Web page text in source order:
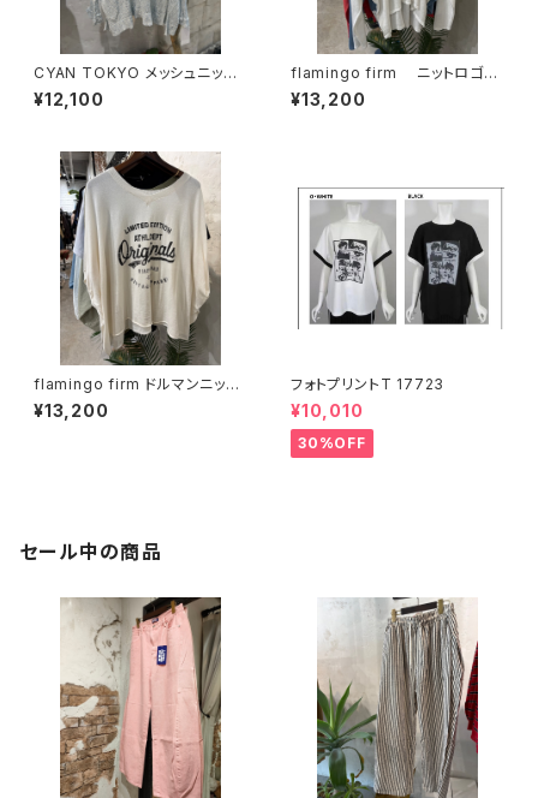
CYAN TOKYO メッシュニット
【601461】
¥12,100
flamingo firm ニットロゴロ
ンＴ 【520100-1】
¥13,200
flamingo firm ドルマンニット
トップス 【520102】
¥13,200
フォトプリントT 17723
¥10,010
30%OFF
セール中の商品